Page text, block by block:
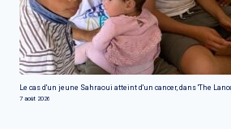
Le cas d'un jeune Sahraoui atteint d'un cancer, dans 'The
7 août 2026